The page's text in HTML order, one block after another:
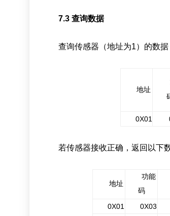
7.3 查询数据
查询传感器（地址为1）的数
地址
0X01
若传感器接收正确，返回以下
地址
功能
码
0X01 0X03